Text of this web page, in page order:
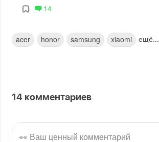
14
acer honor samsung xiaomi ещё...
14 комментариев